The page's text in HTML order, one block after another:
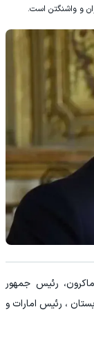
و واشنگتن است.
ماکرون، رئیس جمهور
، رئیس امارات و